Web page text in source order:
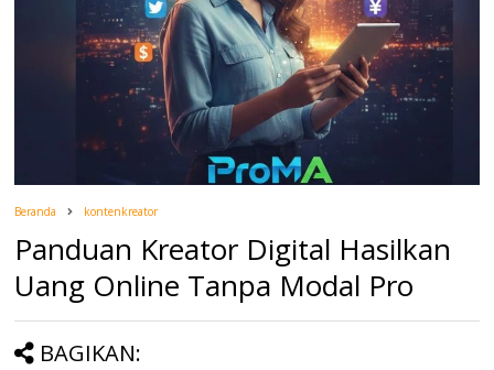
Beranda kontenkreator
Panduan Kreator Digital Hasilkan
Uang Online Tanpa Modal Pro
BAGIKAN: